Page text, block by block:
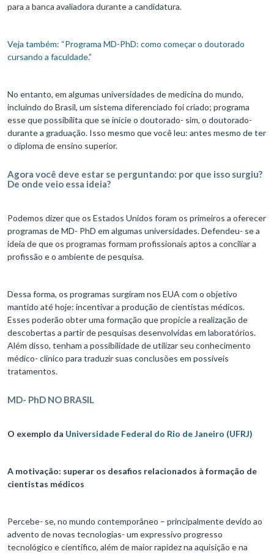
para a banca avaliadora durante a candidatura.
Veja também: “Programa MD-PhD: como começar o doutorado
cursando a faculdade.”
No entanto, em algumas universidades de medicina do mundo,
incluindo do Brasil, um sistema diferenciado foi criado; programa
esse que possibilita que se inicie o doutorado- sim, o doutorado-
durante a graduação. Isso mesmo que você leu: antes mesmo de ter
o diploma de ensino superior.
Agora você deve estar se perguntando: por que isso surgiu?
De onde veio essa ideia?
Podemos dizer que os Estados Unidos foram os primeiros a oferecer
programas de MD- PhD em algumas universidades. Defendeu- se a
ideia de que os programas formam profissionais aptos a conciliar a
profissão e o ambiente de pesquisa.
Dessa forma, os programas surgiram nos EUA com o objetivo
mantido até hoje: incentivar a produção de cientistas médicos.
Esses poderão obter uma formação que propicie a realização de
descobertas a partir de pesquisas desenvolvidas em laboratórios.
Além disso, tenham a possibilidade de utilizar seu conhecimento
médico- clínico para traduzir suas conclusões em possíveis
tratamentos.
MD- PhD NO BRASIL
O exemplo da Universidade Federal do Rio de Janeiro (UFRJ)
A motivação: superar os desafios relacionados à formação de
cientistas médicos
Percebe- se, no mundo contemporâneo – principalmente devido ao
advento de novas tecnologias- um expressivo progresso
tecnológico e científico, além de maior rapidez na aquisição e na